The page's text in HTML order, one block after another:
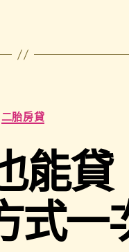
二胎房貸
能
式一